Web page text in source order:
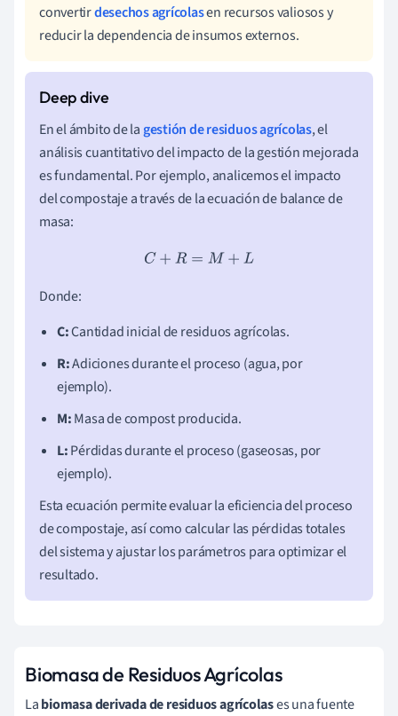
convertirdesechos agrícolasen recursos valiosos y
reducir la dependencia de insumos externos.
En el ámbito de la gestión de residuos agrícolas, el
análisis cuantitativo del impacto de la gestión mejorada
es fundamental. Por ejemplo, analicemos el impacto
del compostaje a través de la ecuación de balance de
masa:
C+R=M+L
Donde:
C:Cantidad inicial de residuos agrícolas.
R:Adiciones durante el proceso (agua, por
ejemplo).
M:Masa de compost producida.
L:Pérdidas durante el proceso (gaseosas, por
ejemplo).
Esta ecuación permite evaluar la eficiencia del proceso
de compostaje, así como calcular las pérdidas totales
del sistema y ajustar los parámetros para optimizar el
resultado.
Biomasa de Residuos Agrícolas
Labiomasa derivada de residuos agrícolases una fuente